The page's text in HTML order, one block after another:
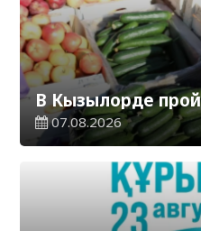
В Кызылорде
07.08.2026